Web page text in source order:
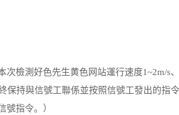
檢測好色先生黄色网站運行速度1~2m/s
保持與信號工聯係並按照信號工發出的指
號指令。）